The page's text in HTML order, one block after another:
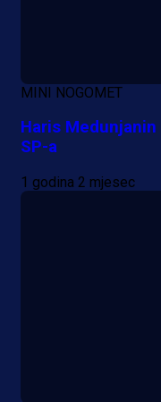
MINI NOGOMET
Haris
SP-a
1 godina 2 mjesec